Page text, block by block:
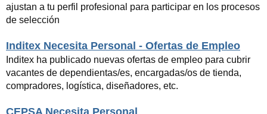
ajustan a tu perfil profesional para participar en los procesos
de selección
Inditex Necesita Personal - Ofertas de Empleo
Inditex ha publicado nuevas ofertas de empleo para cubrir
vacantes de dependientas/es, encargadas/os de tienda,
compradores, logística, diseñadores, etc.